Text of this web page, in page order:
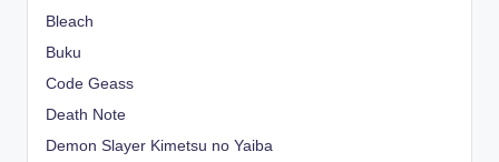
Bleach
Buku
Code Geass
Death Note
Demon Slayer Kimetsu no Yaiba